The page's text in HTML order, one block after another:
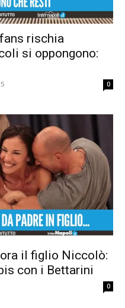
rischia
si oppongono:
0
il figlio Niccolò:
con i Bettarini
0